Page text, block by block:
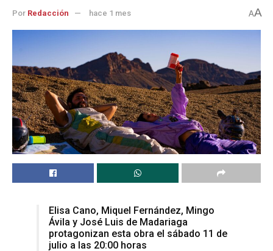
Por Redacción hace 1 mes AA
Elisa Cano, Miquel Fernández, Mingo
Ávila y José Luis de Madariaga
protagonizan esta obra el sábado 11 de
julio a las 20:00 horas